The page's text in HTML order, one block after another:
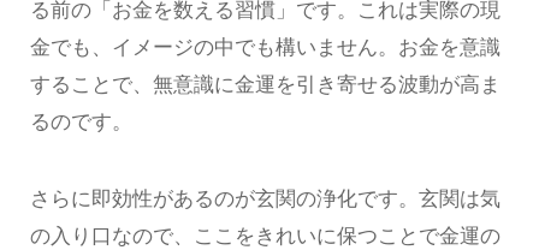
る前の「お金を数える習慣」です。これは実際の現
金でも、イメージの中でも構いません。お金を意識
することで、無意識に金運を引き寄せる波動が高ま
るのです。
さらに即効性があるのが玄関の浄化です。玄関は気
の入り口なので、ここをきれいに保つことで金運の